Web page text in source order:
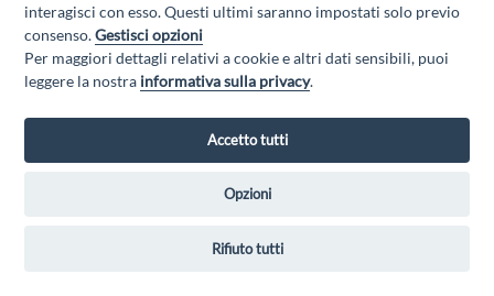
GAL MARSICA Via XX Settembre, 51 - 67051 Avezzano (AQ) - P.Iva
interagisci con esso. Questi ultimi saranno impostati solo previo
consenso.Gestisci opzioni
Per maggiori dettagli relativi a cookie e altri dati sensibili, puoi
leggere la nostra informativa sulla privacy.
Accetto tutti
Opzioni
Rifiuto tutti